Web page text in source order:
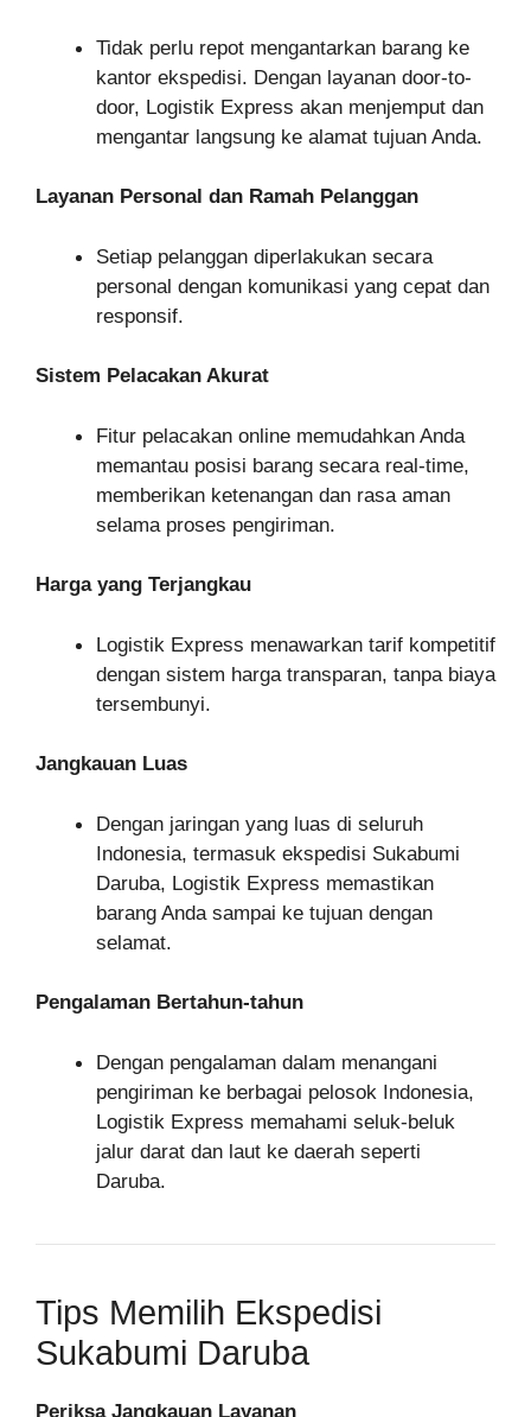
Tidak perlu repot mengantarkan barang ke
kantor ekspedisi. Dengan layanan door-to-
door, Logistik Express akan menjemput dan
mengantar langsung ke alamat tujuan Anda.
Layanan Personal dan Ramah Pelanggan
Setiap pelanggan diperlakukan secara
personal dengan komunikasi yang cepat dan
responsif.
Sistem Pelacakan Akurat
Fitur pelacakan online memudahkan Anda
memantau posisi barang secara real-time,
memberikan ketenangan dan rasa aman
selama proses pengiriman.
Harga yang Terjangkau
Logistik Express menawarkan tarif kompetitif
dengan sistem harga transparan, tanpa biaya
tersembunyi.
Jangkauan Luas
Dengan jaringan yang luas di seluruh
Indonesia, termasuk ekspedisi Sukabumi
Daruba, Logistik Express memastikan
barang Anda sampai ke tujuan dengan
selamat.
Pengalaman Bertahun-tahun
Dengan pengalaman dalam menangani
pengiriman ke berbagai pelosok Indonesia,
Logistik Express memahami seluk-beluk
jalur darat dan laut ke daerah seperti
Daruba.
Tips Memilih Ekspedisi
Sukabumi Daruba
Periksa Jangkauan Layanan